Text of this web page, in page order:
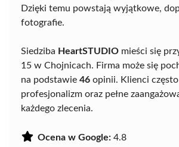
Dzięki temu powstają wyjątkowe,
fotografie.
Siedziba HeartSTUDIO mieści się
15 w Chojnicach. Firma może się
na podstawie 46 opinii. Klienci
profesjonalizm oraz pełne
każdego zlecenia.
Ocena w Google: 4.8